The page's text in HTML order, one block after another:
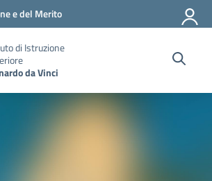
e del Merito
di Istruzione
da Vinci